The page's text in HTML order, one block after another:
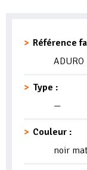
Référence
Type :
—
Couleur :
noir mat